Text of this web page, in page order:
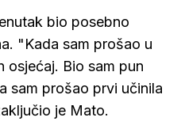
bio posebno
"Kada sam prošao u
osjećaj. Bio sam pun
sam prošao prvi učinila
je Mato.